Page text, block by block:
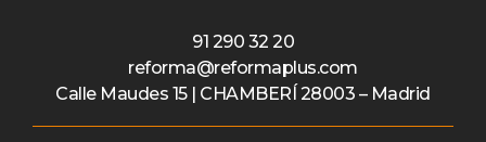
91 290 32 20
reforma@reformaplus.com
Calle Maudes 15 | CHAMBERÍ 28003 – Madrid